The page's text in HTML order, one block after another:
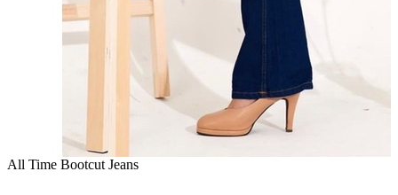
All Time Bootcut Jeans